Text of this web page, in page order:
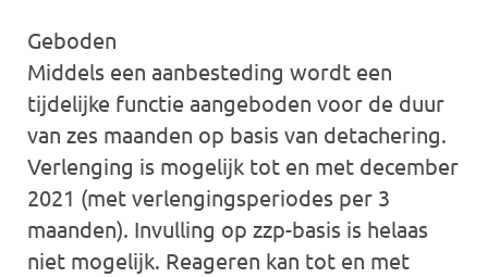
Geboden
Middels een aanbesteding wordt een
tijdelijke functie aangeboden voor de duur
van zes maanden op basis van detachering.
Verlenging is mogelijk tot en met december
2021 (met verlengingsperiodes per 3
maanden). Invulling op zzp-basis is helaas
niet mogelijk. Reageren kan tot en met